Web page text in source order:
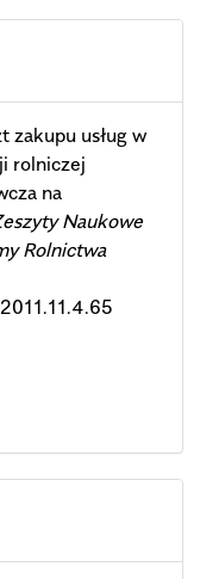
zakupu usług w
rolniczej
na
Naukowe
Rolnictwa